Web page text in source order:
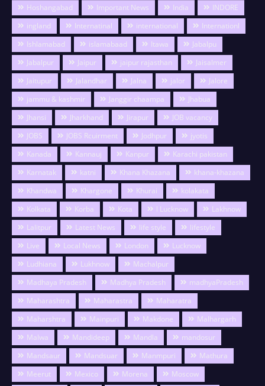
Hoshangabad
Important News India
INDORE
ingland
Internatinal international
Internationl
Ishlamabad
islamabaad Itawa
Jabalpu
Jabalpur
Jaipur jaipur rajasthan
Jaisalmer
Jaitupur
Jalandhar Jalna jalor
Jalore
jammu & kashmir
Janggir chaampa
Jhabua
Jhansi
Jharkhand Jirapur
JOB vacancy
JOBS
JOBS Rcuirment Jodhpur
jyotis
Kanada
Kannauj Kanpur
Karachi pakistan
Karnatak
katni Khana Khazana
khana-khazana
Khandwa
Khargone Khurai
kolakata
Kolkata
Korba Kota l Lucknow
Lakhnow
Lalitpur
Latest News life style
lifestyle
Live
Local News London
Lucknow
Ludhiana
Lukhnow
Machalpur
Madhaya Pradesh
Madhya Pradesh
madhyaPradesh
Maharashtra
Maharastra
Maharatra
Maharshtra
Mainpuri Makdone
Malhargarh
Malwa
Mandideep Mandla
mandosur
Mandsaur
Mandsuar Manmpuri
Mathura
Meerut
Mexico Morena
Moscow